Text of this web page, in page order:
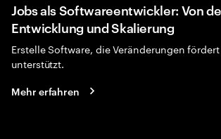
Jobs als Softwareentwickler: Von
Entwicklung und Skalierung
Erstelle Software, die Veränderungen
unterstützt.
Mehr erfahren